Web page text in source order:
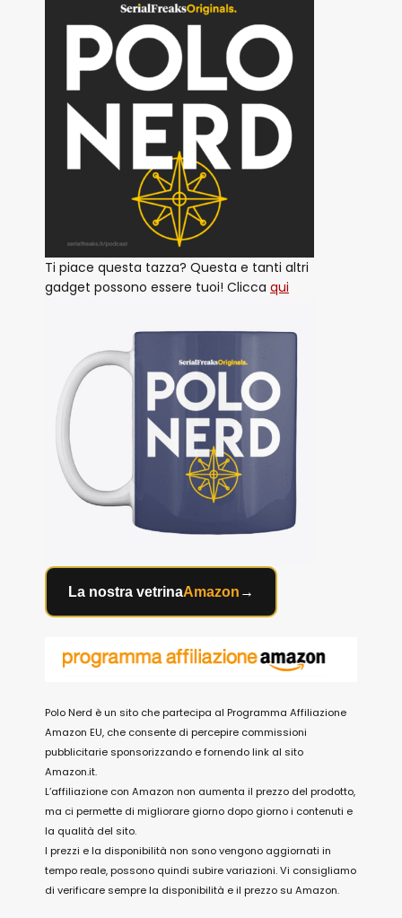
Ti piace questa tazza? Questa e tanti altri
gadget possono essere tuoi! Clicca qui
La nostra vetrinaAmazon →
Polo Nerd è un sito che partecipa al Programma Affiliazione
Amazon EU, che consente di percepire commissioni
pubblicitarie sponsorizzando e fornendo link al sito
Amazon.it.
L’affiliazione con Amazon non aumenta il prezzo del prodotto,
ma ci permette di migliorare giorno dopo giorno i contenuti e
la qualità del sito.
I prezzi e la disponibilità non sono vengono aggiornati in
tempo reale, possono quindi subire variazioni. Vi consigliamo
di verificare sempre la disponibilità e il prezzo su Amazon.